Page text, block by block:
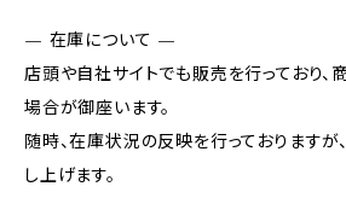
— 在庫について —
店頭や自社サイトでも販売を行っており、
場合が御座います。
随時、在庫状況の反映を行っておりますが
し上げます。